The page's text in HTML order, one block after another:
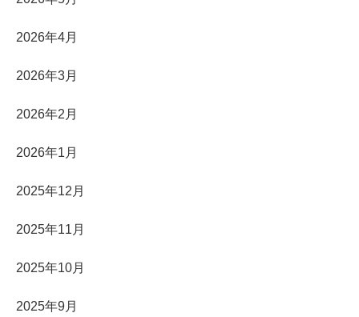
2026年4月
2026年3月
2026年2月
2026年1月
2025年12月
2025年11月
2025年10月
2025年9月